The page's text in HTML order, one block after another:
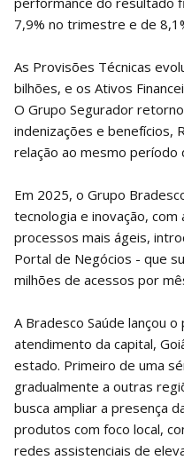
7,9% no trimestre e de
As Provisões Técnicas
bilhões, e os Ativos
O Grupo Segurador
indenizações e benefícios,
relação ao mesmo período
Em 2025, o Grupo
tecnologia e inovação,
processos mais ágeis,
Portal de Negócios - que
milhões de acessos por
A Bradesco Saúde lançou
atendimento da capital,
estado. Primeiro de uma
gradualmente a outras
busca ampliar a presença
produtos com foco local,
redes assistenciais de